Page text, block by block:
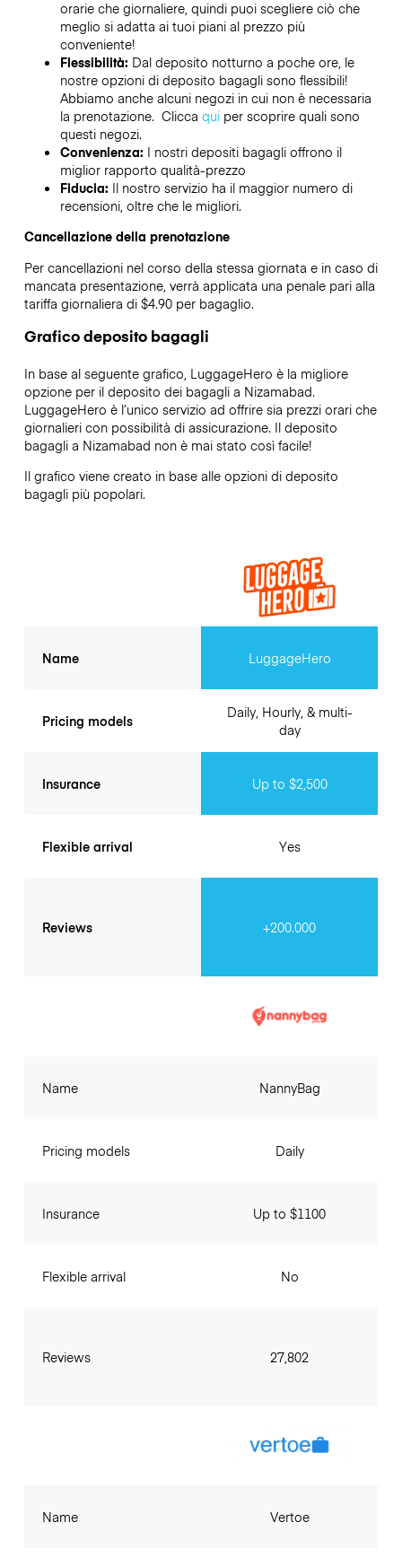
orarie che giornaliere, quindi puoi scegliere ciò che
meglio si adatta ai tuoi piani al prezzo più
conveniente!
Flessibilità: Dal deposito notturno a poche ore, le
nostre opzioni di deposito bagagli sono flessibili!
Abbiamo anche alcuni negozi in cui non è necessaria
la prenotazione. Clicca quiper scoprire quali sono
questi negozi.
Convenienza: I nostri depositi bagagli offrono il
miglior rapporto qualità-prezzo
Fiducia: Il nostro servizio ha il maggior numero di
recensioni, oltre che le migliori.
Cancellazione della prenotazione
Per cancellazioni nel corso della stessa giornata e in caso di
mancata presentazione, verrà applicata una penale pari alla
tariffa giornaliera di $4.90 per bagaglio.
Grafico deposito bagagli
In base al seguente grafico, LuggageHero è la migliore
opzione per il deposito dei bagagli a Nizamabad.
LuggageHero è l’unico servizio ad offrire sia prezzi orari che
giornalieri con possibilità di assicurazione. Il deposito
bagagli a Nizamabad non è mai stato così facile!
Il grafico viene creato in base alle opzioni di deposito
bagagli più popolari.
Name
Pricing models
Insurance
Flexible arrival
Reviews
LuggageHero
Daily, Hourly, & multi-
day
Up to $2,500
Yes
+200.000
Name
Pricing models
Insurance
Flexible arrival
Reviews
NannyBag
Daily
Up to $1100
No
27,802
Name Vertoe